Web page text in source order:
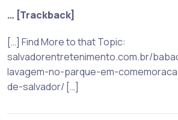
… [Trackback]
[…] Find More to that Topic:
salvadorentretenimento.com.br/
lavagem-no-parque-em-
de-salvador/ […]